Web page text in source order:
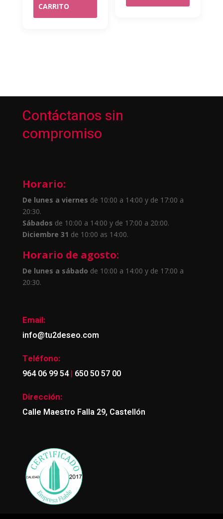
CARRITO
era:
es:
Contáctanos sin
compromiso
Horario:
De lunes a viernes de 10:00 a 14:00 y de 17:00 a
20:30.
Sábados de 10:00 a 14:00 y de 17:00 a 20:00.
Diciembre 31 de 10:00 as 14:00.
Horario de agosto:
De lunes a sábado de 10:00 a 14:00 y de 17:00 a
20:30.
Email:
info@tu2deseo.com
Teléfono:
964 06 99 54| 650 50 57 00
Dirección:
Calle Maestro Falla 29, Castellón